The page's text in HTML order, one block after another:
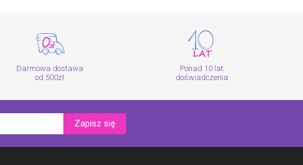
Darmowa dostawa
od 500zł
Ponad 10 lat
doświadczenia
Zapisz się